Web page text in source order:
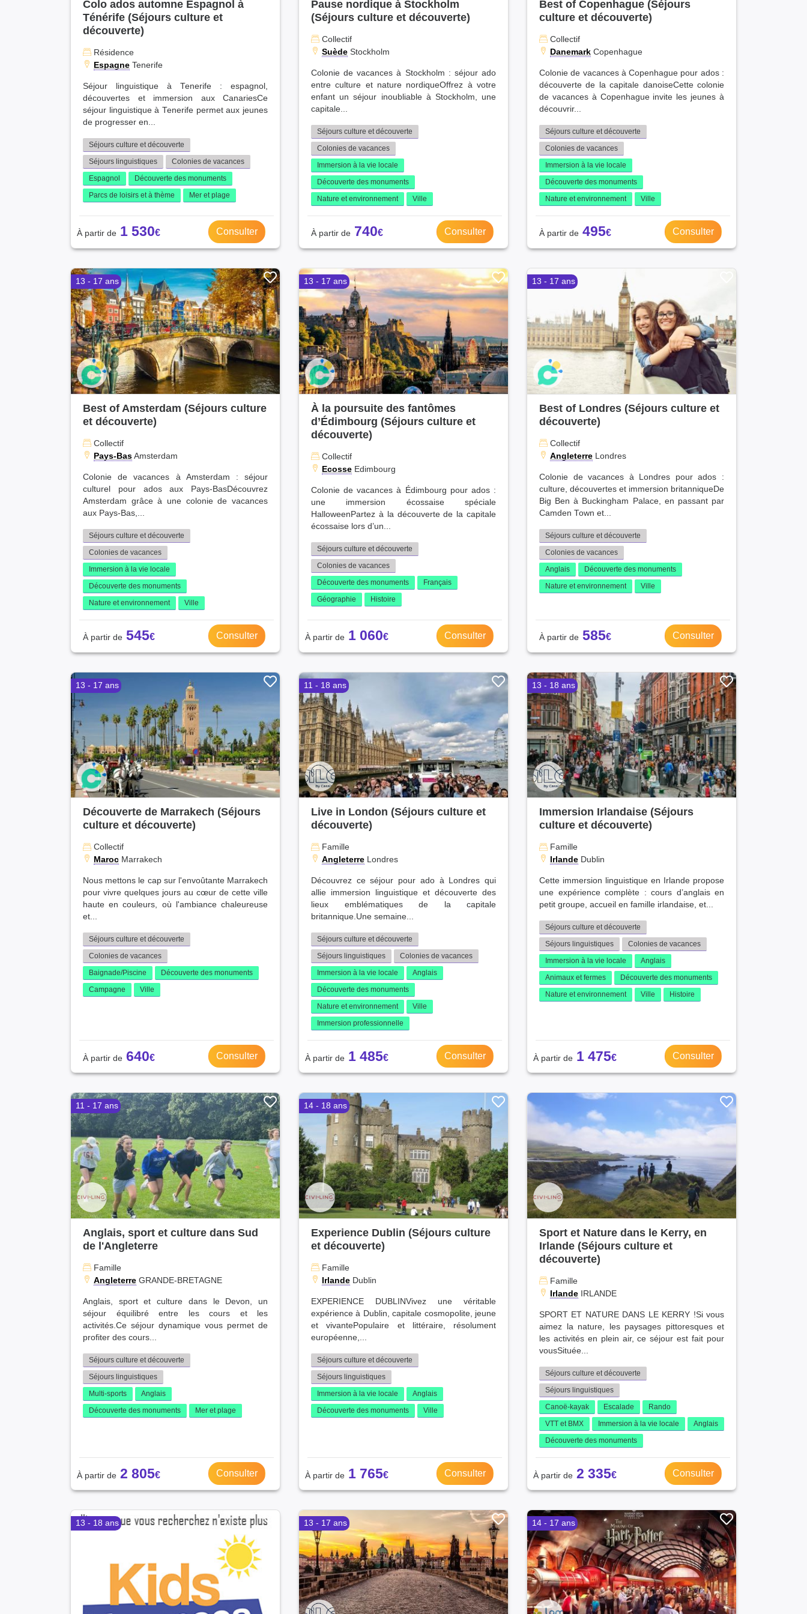
Aisne (11)
Moselle (10)
Yonne (10)
Vaucluse (9)
Somme (9)
Haute-Marne (9)
Sarthe (8)
Val-de-Marne (8)
Doubs (8)
Allier (8)
Ardennes (8)
Deux-Sèvres (8)
Meuse (7)
Tarn (7)
Côtes-d'Armor (7)
Orne (7)
Nièvre (7)
Pyrénées-Orientales (7)
Haute-Vienne (7)
Jura (7)
Meurthe-et-Moselle (7)
Aveyron (7)
Eure-et-Loir (6)
Cher (6)
Morbihan (6)
Ariège (6)
Hautes-Pyrénées (5)
Aude (5)
Essonne (5)
Lot-et-Garonne (5)
Creuse (5)
Haute-Loire (5)
Mayenne (5)
Lot (5)
Lozère (5)
Corrèze (4)
Savoie (4)
Alpes-de-Haute-Provence (4)
Territoire de Belfort (4)
Corse-du-Sud (3)
Cantal (3)
Guadeloupe (3)
Haute-Corse (2)
Martinique (2)
Gers (2)
Hautes-Alpes (1)
Mayotte (1)
Colo ados automne Espagnol à
Ténérife (Séjours culture et
découverte)
Résidence
Espagne Tenerife
Séjour linguistique à Tenerife : espagnol,
découvertes et immersion aux CanariesCe
séjour linguistique à Tenerife permet aux jeunes
de progresser en...
Séjours culture et découverte
Séjours linguistiques
Colonies de vacances
Espagnol
Découverte des monuments
Parcs de loisirs et à thème
Mer et plage
1 530 Consulter
Pause nordique à Stockholm
(Séjours culture et découverte)
Collectif
Suède Stockholm
Colonie de vacances à Stockholm : séjour ado
entre culture et nature nordiqueOffrez à votre
enfant un séjour inoubliable à Stockholm, une
capitale...
Séjours culture et découverte
Colonies de vacances
Immersion à la vie locale
Découverte des monuments
Nature et environnement
Ville
740 Consulter
Best of Copenhague (Séjours
culture et découverte)
Collectif
Danemark Copenhague
Colonie de vacances à Copenhague pour ados :
découverte de la capitale danoiseCette colonie
de vacances à Copenhague invite les jeunes à
découvrir...
Séjours culture et découverte
Colonies de vacances
Immersion à la vie locale
Découverte des monuments
Nature et environnement
Ville
495 Consulter
13 - 17 ans
Best of Amsterdam (Séjours culture
et découverte)
Collectif
Pays-BasAmsterdam
Colonie de vacances à Amsterdam : séjour
culturel pour ados aux Pays-BasDécouvrez
Amsterdam grâce à une colonie de vacances
aux Pays-Bas,...
Séjours culture et découverte
Colonies de vacances
Immersion à la vie locale
Découverte des monuments
Nature et environnement
Ville
545 Consulter
13 - 17 ans
À la poursuite des fantômes
d’Édimbourg (Séjours culture et
découverte)
Collectif
Ecosse Edimbourg
Colonie de vacances à Édimbourg pour ados :
une immersion écossaise spéciale
HalloweenPartez à la découverte de la capitale
écossaise lors d’un...
Séjours culture et découverte
Colonies de vacances
Découverte des monuments
Français
Géographie
Histoire
1 060 Consulter
13 - 17 ans
Best of Londres (Séjours culture et
découverte)
Collectif
Angleterre Londres
Colonie de vacances à Londres pour ados :
culture, découvertes et immersion britanniqueDe
Big Ben à Buckingham Palace, en passant par
Camden Town et...
Séjours culture et découverte
Colonies de vacances
Anglais
Découverte des monuments
Nature et environnement
Ville
585 Consulter
13 - 17 ans
Découverte de Marrakech (Séjours
culture et découverte)
Collectif
Maroc Marrakech
Nous mettons le cap sur l'envoûtante Marrakech
pour vivre quelques jours au cœur de cette ville
haute en couleurs, où l'ambiance chaleureuse
et...
Séjours culture et découverte
Colonies de vacances
Baignade/Piscine
Découverte des monuments
Campagne
Ville
640 Consulter
11 - 18 ans
Live in London (Séjours culture et
découverte)
Famille
Angleterre Londres
Découvrez ce séjour pour ado à Londres qui
allie immersion linguistique et découverte des
lieux emblématiques de la capitale
britannique.Une semaine...
Séjours culture et découverte
Séjours linguistiques
Colonies de vacances
Immersion à la vie locale
Anglais
Découverte des monuments
Nature et environnement
Ville
Immersion professionnelle
1 485 Consulter
13 - 18 ans
Immersion Irlandaise (Séjours
culture et découverte)
Famille
Irlande Dublin
Cette immersion linguistique en Irlande propose
une expérience complète : cours d’anglais en
petit groupe, accueil en famille irlandaise, et...
Séjours culture et découverte
Séjours linguistiques
Colonies de vacances
Immersion à la vie locale
Anglais
Animaux et fermes
Découverte des monuments
Nature et environnement
Ville Histoire
1 475 Consulter
11 - 17 ans
Anglais, sport et culture dans Sud
de l'Angleterre
Famille
Angleterre GRANDE-BRETAGNE
Anglais, sport et culture dans le Devon, un
séjour équilibré entre les cours et les
activités.Ce séjour dynamique vous permet de
profiter des cours...
Séjours culture et découverte
Séjours linguistiques
Multi-sports
Anglais
Découverte des monuments
Mer et plage
2 805 Consulter
14 - 18 ans
Experience Dublin (Séjours culture
et découverte)
Famille
Irlande Dublin
EXPERIENCE DUBLINVivez une véritable
expérience à Dublin, capitale cosmopolite, jeune
et vivantePopulaire et littéraire, résolument
européenne,...
Séjours culture et découverte
Séjours linguistiques
Immersion à la vie locale
Anglais
Découverte des monuments
Ville
1 765 Consulter
Sport et Nature dans le Kerry, en
Irlande (Séjours culture et
découverte)
Famille
Irlande IRLANDE
SPORT ET NATURE DANS LE KERRY !Si vous
aimez la nature, les paysages pittoresques et
les activités en plein air, ce séjour est fait pour
vousSituée...
Séjours culture et découverte
Séjours linguistiques
Canoë-kayak
Escalade
Rando
VTT et BMX
Immersion à la vie locale
Anglais
Découverte des monuments
2 335 Consulter
13 - 18 ans 13 - 17 ans 14 - 17 ans